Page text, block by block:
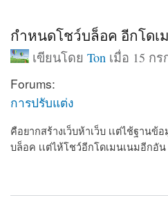
กำหนดโชว์บล็อค อีกโดเ
เขียนโดย Ton เมื่อ 15 ก
Forums:
การปรับแต่ง
คือยากสร้างเว็บห้าเว็บ เเต่ไช้ฐานข้
บล็อค เเต่ไห้โชว์อีกโดเมนเนมอีกอั
about กำหนดโชว์บล็อค อีกโด